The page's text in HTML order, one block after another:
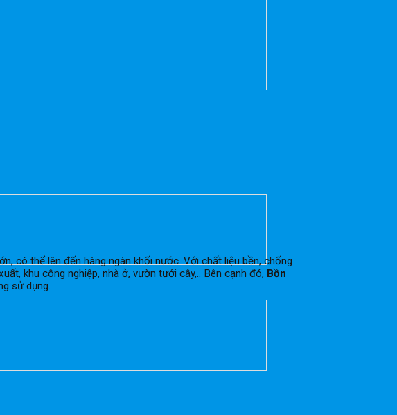
có thể lên đến hàng ngàn khối nước. Với chất liệu bền, chống
khu công nghiệp, nhà ở, vườn tưới cây,.. Bên cạnh đó, Bồn
sử dụng.